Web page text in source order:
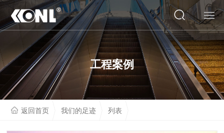
网站首页
关于我们
产品系列
工程案例
返回首页 我们的足迹 列表